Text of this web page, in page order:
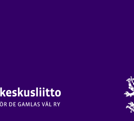
Vanhustyön